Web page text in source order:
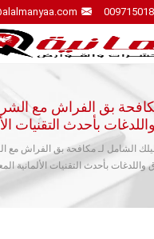
بق الفراش مع
بأحدث التقنيات
الشامل لـ مكافحة بق الفراش مع
واللدغات بأحدث التقنيات الألمانية